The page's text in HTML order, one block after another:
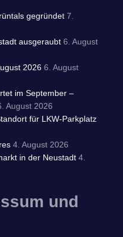
gegründet 7.
ausgeraubt 6. August
2026 6. August
im September –
August 2026
für LKW-Parkplatz
4. August 2026
in der Neustadt 4.
und